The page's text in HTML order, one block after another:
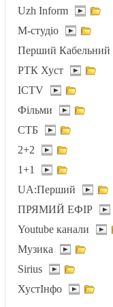
ПРИЩ
Uzh Inform
М-студіо
Перший Кабельний
РТК Хуст
ICTV
Фільми
СТБ
2+2
1+1
UA:Перший
ПРЯМИЙ ЕФІР
Youtube канали
Музика
Sirius
ХустІнфо